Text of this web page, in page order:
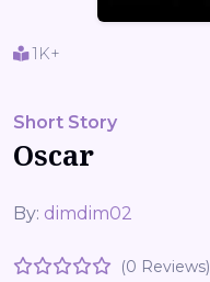
1K+
Short Story
Oscar
By: dimdim02
(0 Reviews)